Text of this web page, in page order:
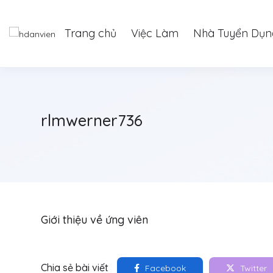
Trang chủ Việc Làm Nhà Tuyển
rlmwerner736
Giới thiệu về ứng viên
Chia sẻ bài viết Facebook Twitter